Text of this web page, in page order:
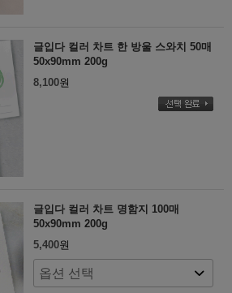
글입다 컬러 차트 한 방울 스와치 50매
50x90mm 200g
8,100원
글입다 컬러 차트 명함지 100매
50x90mm 200g
5,400원